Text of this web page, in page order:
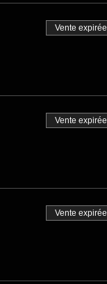
Vente expirée
Vente expirée
Vente expirée